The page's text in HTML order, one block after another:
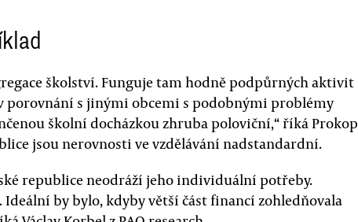
školství. Funguje tam hodně podpůrných aktivit
porovnání s jinými obcemi s podobnými problémy
školní docházkou zhruba poloviční,“ říká Prokop
jsou nerovnosti ve vzdělávání nadstandardní.
republice neodráží jeho individuální potřeby.
Ideální by bylo, kdyby větší část financí zohledňovala